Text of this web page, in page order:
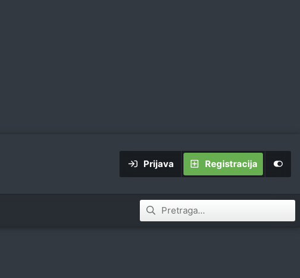
Prijava Registracija